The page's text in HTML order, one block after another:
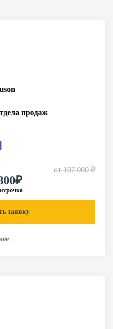
продаж
от107 000 ₽
заявку